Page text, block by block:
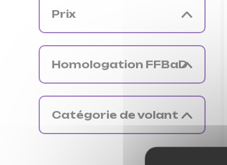
Prix
Homologation FFBaD
Catégorie de volant